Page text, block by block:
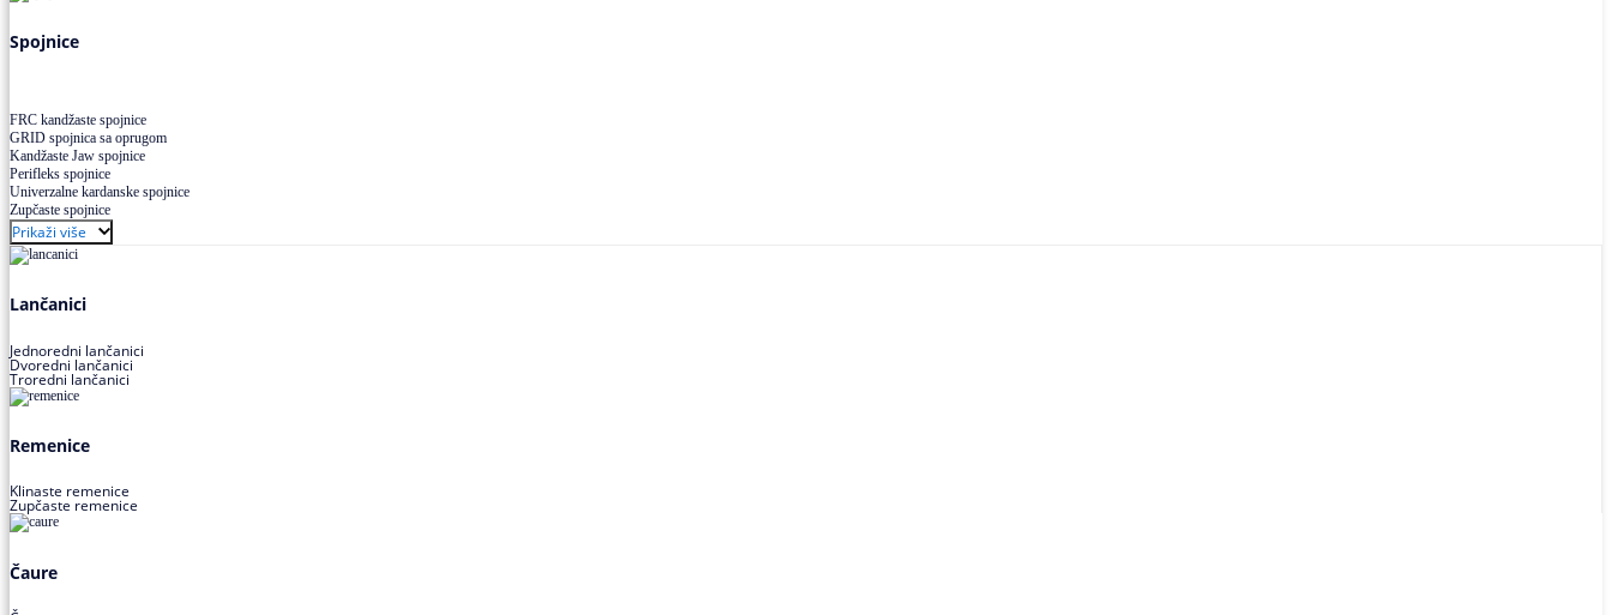
Višekanalno remenje PJ,PK
Spojnice
FRC kandžaste spojnice
GRID spojnica sa oprugom
Kandžaste Jaw spojnice
Perifleks spojnice
Univerzalne kardanske spojnice
Zupčaste spojnice
Prikaži više
Lančanici
Jednoredni lančanici
Dvoredni lančanici
Troredni lančanici
Remenice
Klinaste remenice
Zupčaste remenice
Čaure